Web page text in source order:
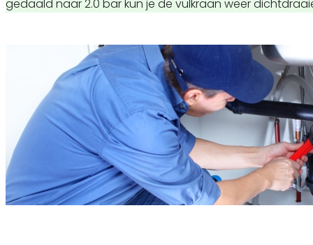
gedaald naar 2.0 bar kun je de vulkraan weer